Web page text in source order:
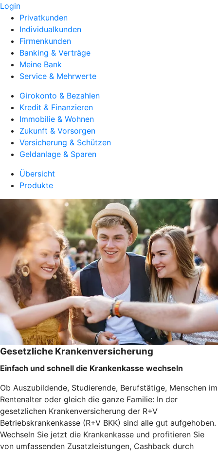
Login
Privatkunden
Individualkunden
Firmenkunden
Banking & Verträge
Meine Bank
Service & Mehrwerte
Girokonto & Bezahlen
Kredit & Finanzieren
Immobilie & Wohnen
Zukunft & Vorsorgen
Versicherung & Schützen
Geldanlage & Sparen
Übersicht
Produkte
Gesetzliche Krankenversicherung
Einfach und schnell die Krankenkasse wechseln
Ob Auszubildende, Studierende, Berufstätige, Menschen im
Rentenalter oder gleich die ganze Familie: In der
gesetzlichen Krankenversicherung der R+V
Betriebskrankenkasse (R+V BKK) sind alle gut aufgehoben.
Wechseln Sie jetzt die Krankenkasse und profitieren Sie
von umfassenden Zusatzleistungen, Cashback durch